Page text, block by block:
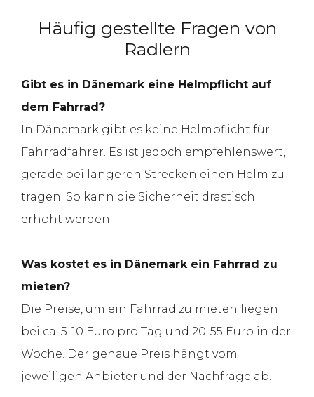
Häufig gestellte Fragen von
Radlern
Gibt es in Dänemark eine Helmpflicht auf
dem Fahrrad?
In Dänemark gibt es keine Helmpflicht für
Fahrradfahrer. Es ist jedoch empfehlenswert,
gerade bei längeren Strecken einen Helm zu
tragen. So kann die Sicherheit drastisch
erhöht werden.
Was kostet es in Dänemark ein Fahrrad zu
mieten?
Die Preise, um ein Fahrrad zu mieten liegen
bei ca. 5-10 Euro pro Tag und 20-55 Euro in der
Woche. Der genaue Preis hängt vom
jeweiligen Anbieter und der Nachfrage ab.